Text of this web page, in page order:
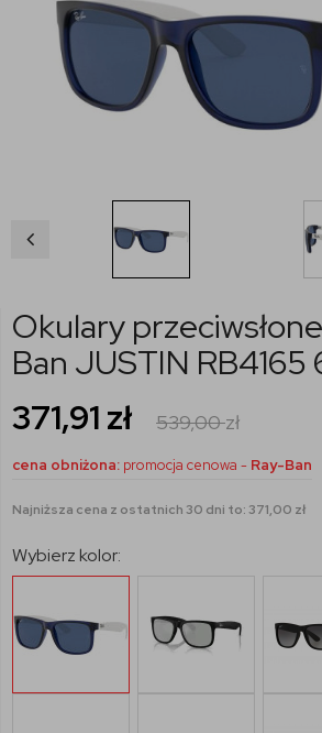
Okulary
Ban JUSTIN RB4165
371,91 zł 539,00zł
cena obniżona: promocja cenowa - Ray-Ban
Najniższa cena z ostatnich 30 dni to: 371,00 zł
Wybierz kolor: